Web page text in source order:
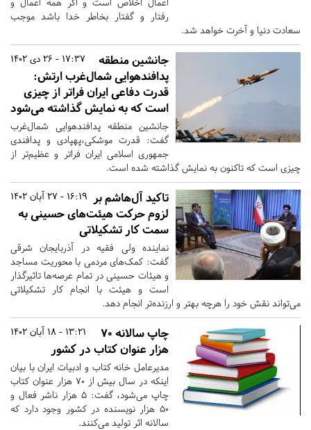
رفتار و گفتار بخاطر خدا باشد موجب
سعادت دنیا و آخرت خواهد شد.
17:37 - 26 دی 1402
جانشین منطقه
پدافندهوایی شمال‌غرب ارتش:
قدرت دفاعی ایران فراتر از چیزی
است که به نمایش گذاشته می‌شود
جانشین منطقه پدافندهوایی شمال‌غرب
گفت: قدرت موشکی،پهپادی و پدافندی
جمهوری اسلامی ایران فراتر و عظیم‌تر از
چیزی است که تاکنون به نمایش گذاشته شده است.
16:19 - 27 آبان 1402
تاکید آل‌هاشم بر
لزوم حرکت هیئت‌های حسینی به
سمت کار تشکیلاتی
نماینده ولی فقیه در آذربایجان شرقی
گفت: کمک‌های مردمی با محوریت مساجد
و هیئات حسینی در تمام عرصه‌ها تاثیرگذار
است و هیئت با انجام کار تشکیلاتی
می‌تواند نقش خود را هرچه بهتر و ارزنده‌تر انجام دهد.
13:21 - 18 آبان 1402
چاپ سالانه 70
هزار عنوان کتاب در کشور
مدیرعامل خانه کتاب و ادبیات ایران با بیان
اینکه در سال بیش از ۷۰ هزار عنوان کتاب
چاپ می‌شود، گفت: ۵ هزار ناشر فعال و
۵۰ هزار نویسنده در کشور وجود دارد که
سالانه اثر تولید می‌کنند.